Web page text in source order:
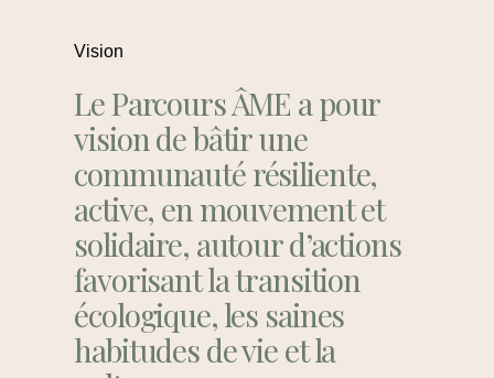
Vision
Le Parcours ÂME a pour
vision de bâtir une
communauté résiliente,
active, en mouvement et
solidaire, autour d’actions
favorisant la transition
écologique, les saines
habitudes de vie et la